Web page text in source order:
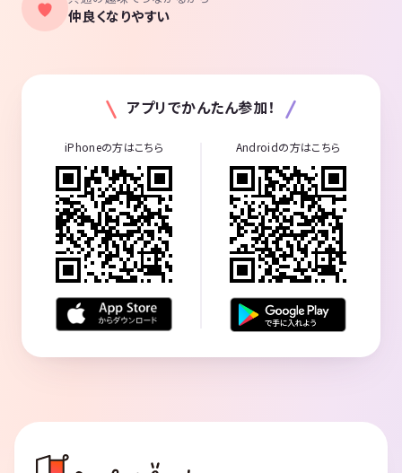
仲良くなりやすい
アプリでかんたん参加！
iPhoneの方はこちら Androidの方はこちら